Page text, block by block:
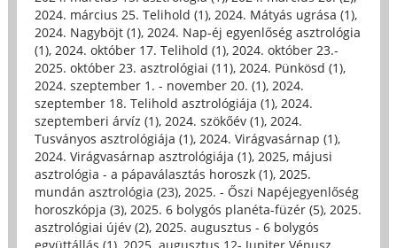
2024. március 25. Telihold (1), 2024. Mátyás ugrása (1),
2024. Nagyböjt (1), 2024. Nap-éj egyenlőség asztrológia
(1), 2024. október 17. Telihold (1), 2024. október 23.-
2025. október 23. asztrológiai (11), 2024. Pünkösd (1),
2024. szeptember 1. - november 20. (1), 2024.
szeptember 18. Telihold asztrológiája (1), 2024.
szeptemberi árvíz (1), 2024. szökőév (1), 2024.
Tusványos asztrológiája (1), 2024. Virágvasárnap (1),
2024. Virágvasárnap asztrológiája (1), 2025, májusi
asztrológia - a pápaválasztás horoszk (1), 2025.
mundán asztrológia (23), 2025. - Őszi Napéjegyenlőség
horoszkópja (3), 2025. 6 bolygós planéta-füzér (5), 2025.
asztrológiai újév (2), 2025. augusztus - 6 bolygós
együttállás (1), 2025. augusztus 12- Jupiter Vénusz